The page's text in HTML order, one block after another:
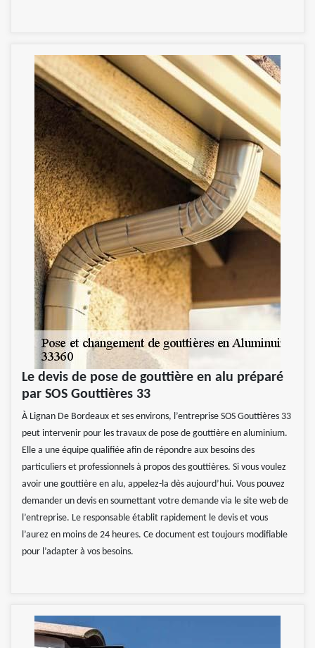
Le devis de pose de gouttière en alu préparé
par SOS Gouttières 33
À Lignan De Bordeaux et ses environs, l’entreprise SOS Gouttières 33
peut intervenir pour les travaux de pose de gouttière en aluminium.
Elle a une équipe qualifiée afin de répondre aux besoins des
particuliers et professionnels à propos des gouttières. Si vous voulez
avoir une gouttière en alu, appelez-la dès aujourd’hui. Vous pouvez
demander un devis en soumettant votre demande via le site web de
l’entreprise. Le responsable établit rapidement le devis et vous
l’aurez en moins de 24 heures. Ce document est toujours modifiable
pour l’adapter à vos besoins.